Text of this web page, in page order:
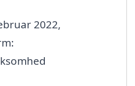
2022,